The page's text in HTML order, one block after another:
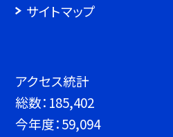
サイトマップ
アクセス統計
総数： 185,402
今年度：59,094